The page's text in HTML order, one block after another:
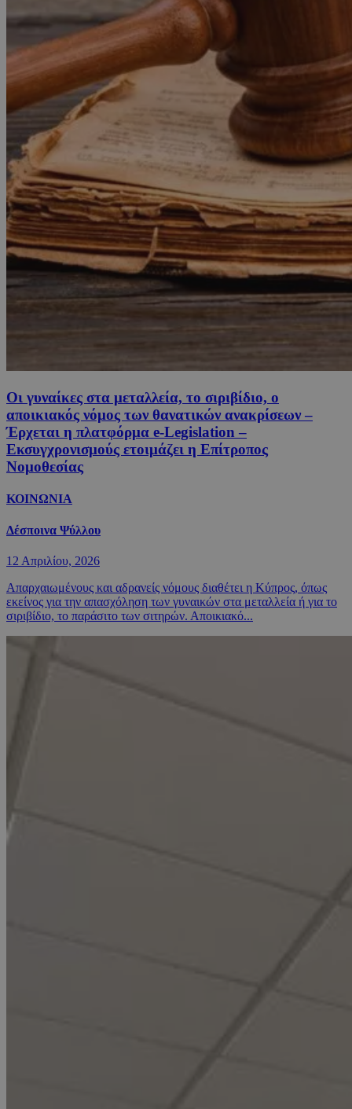
Οι γυναίκες στα μεταλλεία, το σιριβίδιο, ο
αποικιακός νόμος των θανατικών ανακρίσεων –
Έρχεται η πλατφόρμα e-Legislation –
Εκσυγχρονισμούς ετοιμάζει η Επίτροπος
Νομοθεσίας
ΚΟΙΝΩΝΙΑ
Δέσποινα Ψύλλου
12 Απριλίου, 2026
Απαρχαιωμένους και αδρανείς νόμους διαθέτει η Κύπρος, όπως
εκείνος για την απασχόληση των γυναικών στα μεταλλεία ή για το
σιριβίδιο, το παράσιτο των σιτηρών. Αποικιακό...